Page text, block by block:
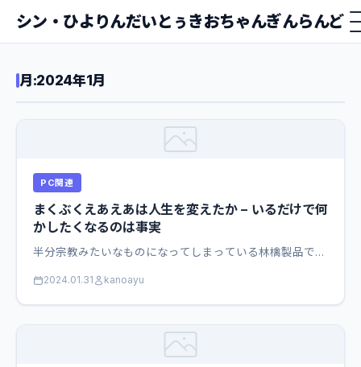
シン・ひよりんだいとぅきおちゃんぎんらんど
月:2024年1月
PC関連
まくぶくえあえあは人生を変えたか − いるだけで何
かしたくなるのは事実
半分宗教みたいなものになってしまっている林檎製品で…
2024.01.31 kanoayu